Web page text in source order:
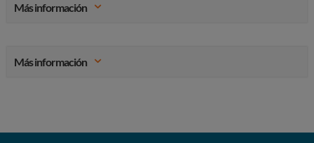
Más información
Más información